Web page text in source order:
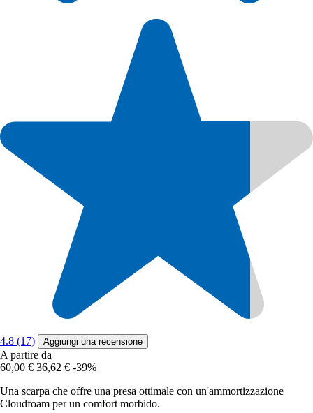
4.8 (17) Aggiungi una recensione
A partire da
60,00 € 36,62 € -39%
Una scarpa che offre una presa ottimale con un'ammortizzazione
Cloudfoam per un comfort morbido.